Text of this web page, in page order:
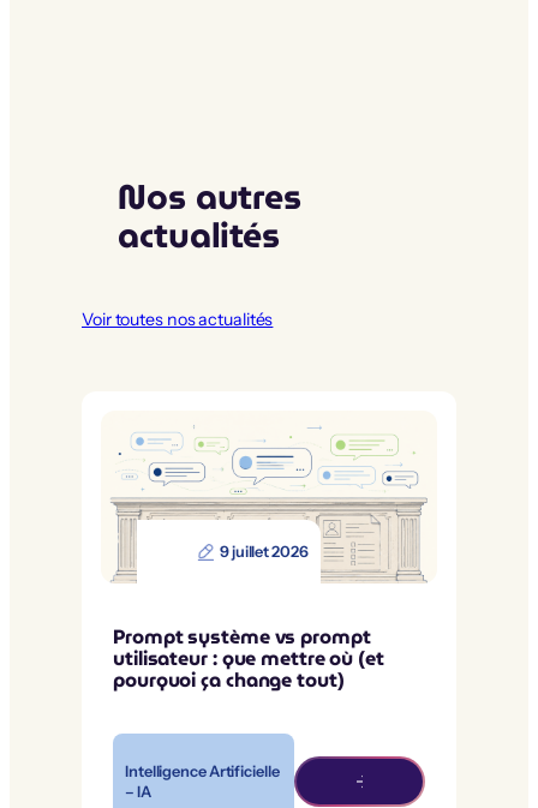
Nos autres
actualités
Voir toutes nos actualités
9 juillet 2026
Prompt système vs prompt
utilisateur : que mettre où (et
pourquoi ça change tout)
Intelligence Artificielle
– IA